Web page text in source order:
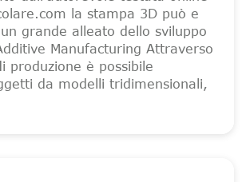
la stampa 3D può e
grande alleato dello sviluppo
Manufacturing Attraverso
produzione è possibile
da modelli tridimensionali,